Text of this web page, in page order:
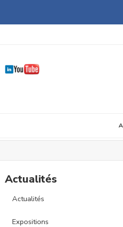
Actualités
Actualités
Expositions